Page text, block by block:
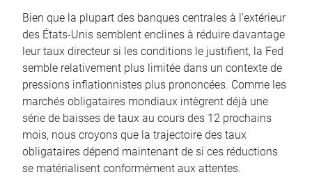
Bien que la plupart des banques centrales à l’extérieur
des États-Unis semblent enclines à réduire davantage
leur taux directeur si les conditions le justifient, la Fed
semble relativement plus limitée dans un contexte de
pressions inflationnistes plus prononcées. Comme les
marchés obligataires mondiaux intègrent déjà une
série de baisses de taux au cours des 12 prochains
mois, nous croyons que la trajectoire des taux
obligataires dépend maintenant de si ces réductions
se matérialisent conformément aux attentes.